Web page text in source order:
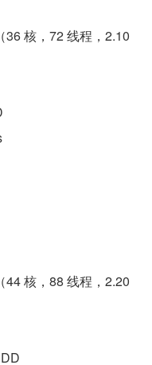
核，72 线程，2.10
核，88 线程，2.20